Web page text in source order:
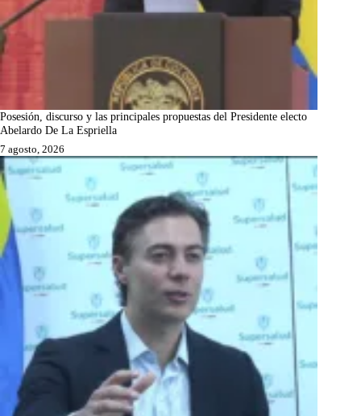
Posesión, discurso y las principales propuestas del Presidente electo
Abelardo De La Espriella
7 agosto, 2026